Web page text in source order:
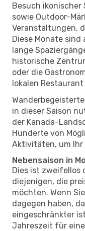
Besuch
sowie Outdoor-
Veranstaltungen,
Diese Monate
lange
historische
oder die
lokalen
in dieser Saison
der Kanada-
Hunderte von
Aktivitäten, um
Nebensaison in
Dies ist zweifellos
diejenigen, die
möchten. Wenn
dagegen haben,
eingeschränkter
Jahreszeit für